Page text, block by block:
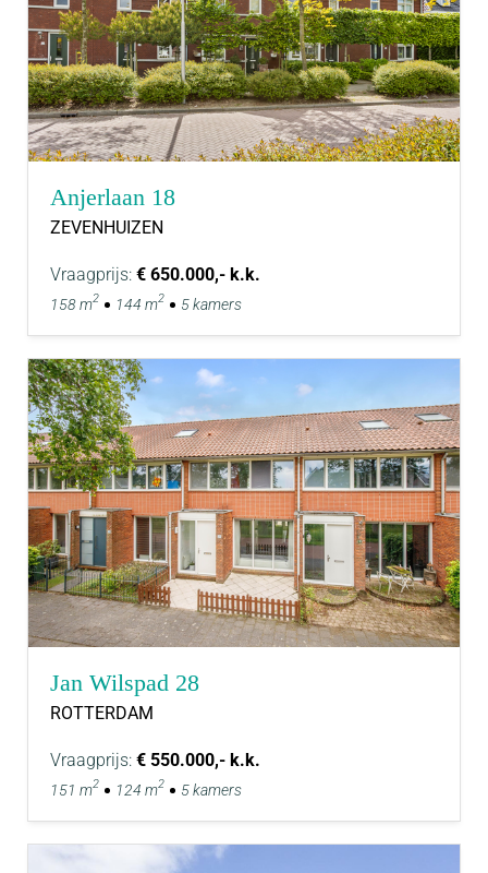
Anjerlaan 18
ZEVENHUIZEN
Vraagprijs: € 650.000,- k.k.
158 m2 144 m2 5 kamers
Jan Wilspad 28
ROTTERDAM
Vraagprijs: € 550.000,- k.k.
151 m2 124 m2 5 kamers